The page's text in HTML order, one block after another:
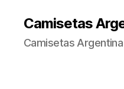
Camisetas
Camisetas